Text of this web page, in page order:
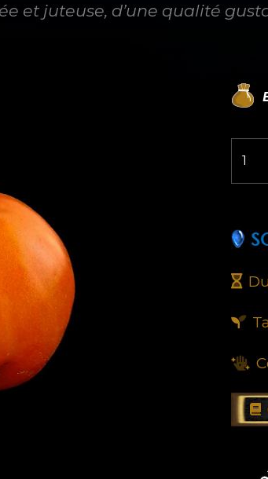
et juteuse, d’une qualité